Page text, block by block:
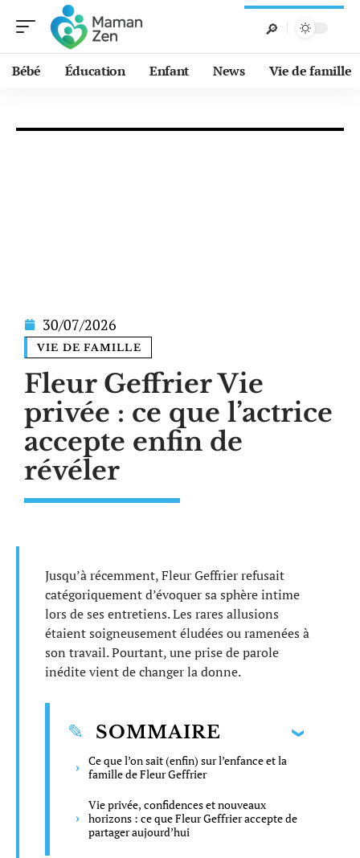
Bébé Éducation Enfant News Vie de famille
30/07/2026
VIE DE FAMILLE
Fleur Geffrier Vie
privée : ce que l’actrice
accepte enfin de
révéler
Jusqu’à récemment, Fleur Geffrier refusait
catégoriquement d’évoquer sa sphère intime
lors de ses entretiens. Les rares allusions
étaient soigneusement éludées ou ramenées à
son travail. Pourtant, une prise de parole
inédite vient de changer la donne.
SOMMAIRE
Ce que l’on sait (enfin) sur l’enfance et la
famille de Fleur Geffrier
Vie privée, confidences et nouveaux
horizons : ce que Fleur Geffrier accepte de
partager aujourd’hui